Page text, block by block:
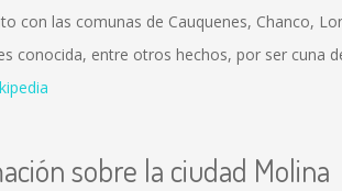
con las comunas de Cauquenes, Chanco,
conocida, entre otros hechos, por ser cuna
sobre la ciudad Molina